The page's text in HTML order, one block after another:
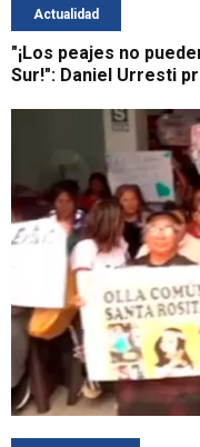
Actualidad
"¡Los peajes no
Sur!": Daniel Urresti